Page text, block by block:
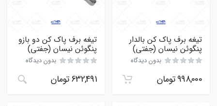
تیغه برف پاک کن بالدار
پنگوئن نیسان (جفتی)
بدون دیدگاه
998,000تومان
تیغه برف پاک کن دو بازو
پنگوئن نیسان (جفتی)
بدون دیدگاه
632,491تومان